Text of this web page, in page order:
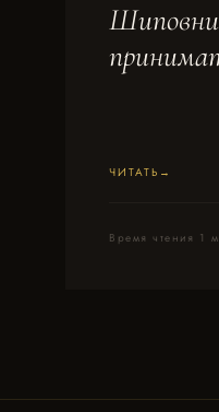
ЧИТАТЬ
Время чтения 1